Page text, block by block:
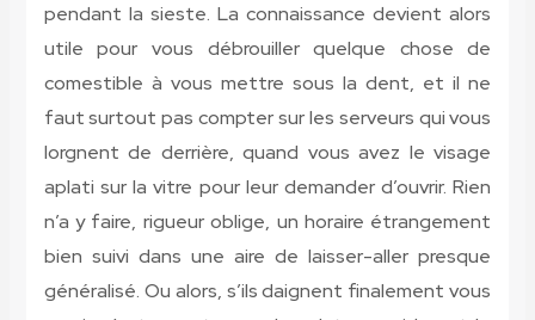
pendant la sieste. La connaissance devient alors
utile pour vous débrouiller quelque chose de
comestible à vous mettre sous la dent, et il ne
faut surtout pas compter sur les serveurs qui vous
lorgnent de derrière, quand vous avez le visage
aplati sur la vitre pour leur demander d’ouvrir. Rien
n’a y faire, rigueur oblige, un horaire étrangement
bien suivi dans une aire de laisser-aller presque
généralisé. Ou alors, s’ils daignent finalement vous